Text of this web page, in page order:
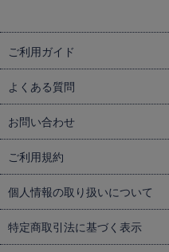
ご利用ガイド
よくある質問
お問い合わせ
ご利用規約
個人情報の取り扱いについて
特定商取引法に基づく表示